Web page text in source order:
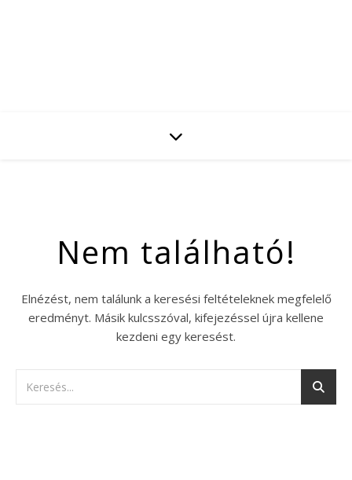
Nem található!
Elnézést, nem találunk a keresési feltételeknek megfelelő
eredményt. Másik kulcsszóval, kifejezéssel újra kellene
kezdeni egy keresést.